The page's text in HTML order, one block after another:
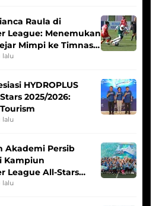
Raula di
League: Menemukan
Mimpi ke Timnas
lalu
HYDROPLUS
2025/2026:
lalu
Akademi Persib
Kampiun
League All-Stars
lalu